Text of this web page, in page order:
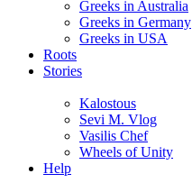
Greeks in Australia
Greeks in Germany
Greeks in USA
Roots
Stories
Kalostous
Sevi M. Vlog
Vasilis Chef
Wheels of Unity
Help